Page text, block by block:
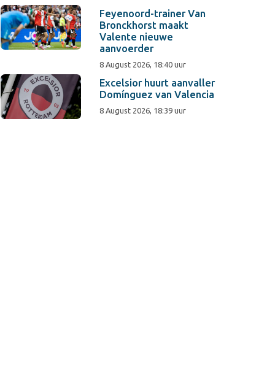
Feyenoord-trainer Van
Bronckhorst maakt
Valente nieuwe
aanvoerder
8 August 2026, 18:40 uur
Excelsior huurt aanvaller
Domínguez van Valencia
8 August 2026, 18:39 uur